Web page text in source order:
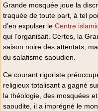
Grande mosquée joue la
traquée de toute part, à tel
d’en expulser le Centre
qui l’organisait. Certes, la
saison noire des attentats,
du salafisme saoudien.
Ce courant rigoriste
religieux totalisant a gagné
la théologie, des mosquées
saoudite, il a imprégné le